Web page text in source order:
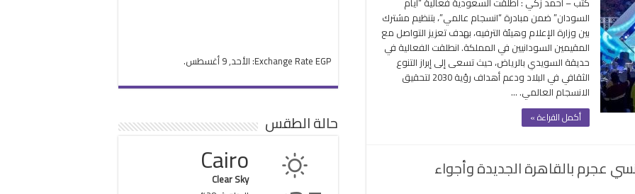
السودان
في
الرياض
واحتفاء
بالتراث
لتعزيز
التواصل
الثقافي
السودان” ضمن مبادرة “انسجام عالمي”، بتنظيم مشترك
بين وزارة الإعلام وهيئة الترفيه، بهدف تعزيز التواصل مع
المقيمين السودانيين في المملكة. انطلقت الفعالية في
حديقة السويدي بالرياض، حيث تسعى إلى إبراز التنوع
الثقافي في البلاد ودعم أهداف رؤية 2030 لتحقيق
الانسجام العالمي. …
أكمل القراءة »
عجرم بالقاهرة الجديدة وأجواء
Exchange Rate EGP : الأحد, 9 أغسطس.
حالة الطقس
Cairo
Clear Sky